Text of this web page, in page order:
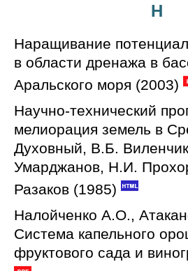
Н
Наращивание
в области дренажа в
Аральского моря (2003)
Научно-технический
мелиорация земель в
Духовный, В.Б.
Умарджанов, Н.И.
Разаков (1985)
Налойченко А.О.,
Система капельного
фруктового сада и